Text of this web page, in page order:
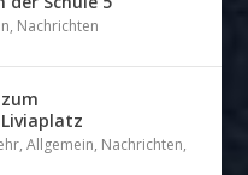
, Nachrichten
,Allgemein, Nachrichten,